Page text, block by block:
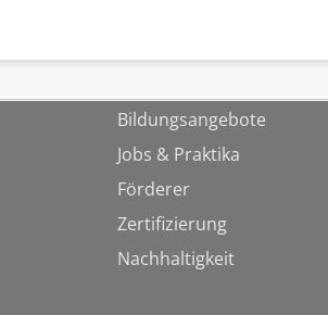
Bildungsangebote
Jobs & Praktika
Förderer
Zertifizierung
Nachhaltigkeit